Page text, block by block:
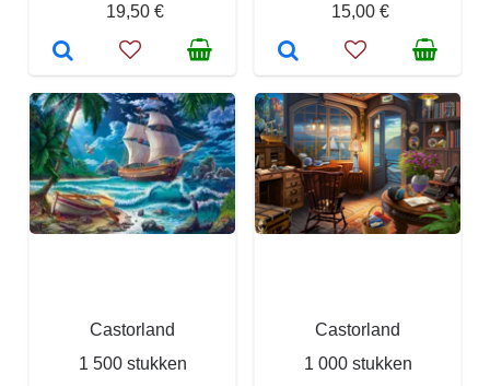
19,50 €
15,00 €
Castorland
1 500 stukken
Castorland
1 000 stukken